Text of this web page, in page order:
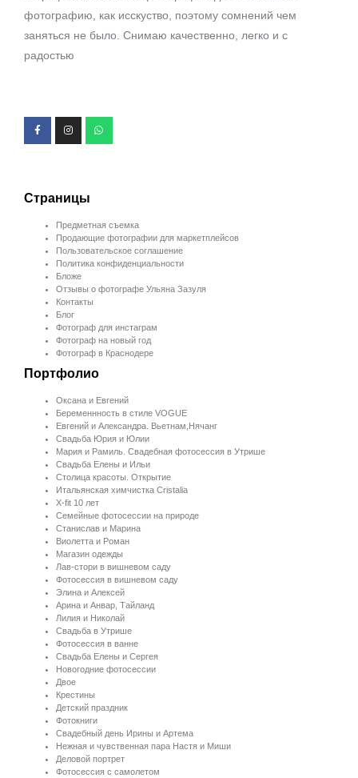
фотографию, как исскуство, поэтому сомнений чем
заняться не было. Снимаю качественно, легко и с
радостью
Страницы
Предметная съемка
Продающие фотографии для маркетплейсов
Пользовательское соглашение
Политика конфиденциальности
Бложе
Отзывы о фотографе Ульяна Зазуля
Контакты
Блог
Фотограф для инстаграм
Фотограф на новый год
Фотограф в Краснодере
Портфолио
Оксана и Евгений
Беременнность в стиле VOGUE
Евгений и Александра. Вьетнам,Нячанг
Свадьба Юрия и Юлии
Мария и Рамиль. Свадебная фотосессия в Утрише
Свадьба Елены и Ильи
Столица красоты. Открытие
Итальянская химчистка Cristalia
X-fit 10 лет
Семейные фотосессии на природе
Станислав и Марина
Виолетта и Роман
Магазин одежды
Лав-стори в вишневом саду
Фотосессия в вишневом саду
Элина и Алексей
Арина и Анвар, Тайланд
Лилия и Николай
Свадьба в Утрише
Фотосессия в ванне
Свадьба Елены и Сергея
Новогодние фотосессии
Двое
Крестины
Детский праздник
Фотокниги
Свадебный день Ирины и Артема
Нежная и чувственная пара Настя и Миши
Деловой портрет
Фотосессия с самолетом